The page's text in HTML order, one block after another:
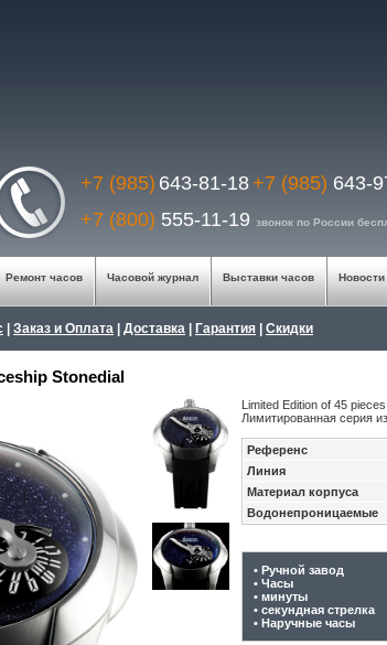
+7 (985) 643-81-18 +7 (985) 643-
+7 (800) 555-11-19 звонок по России
Ремонт часов Часовой журнал Выставки часов
Заказ и Оплата Доставка Гарантия Скидки
Stonedial
Limited Edition of 45 pieces
Лимитированная серия из
Референс
Линия
Материал корпуса
Водонепроницаемые
• Ручной завод
• Часы
• минуты
• секундная стрелка
• Наручные часы